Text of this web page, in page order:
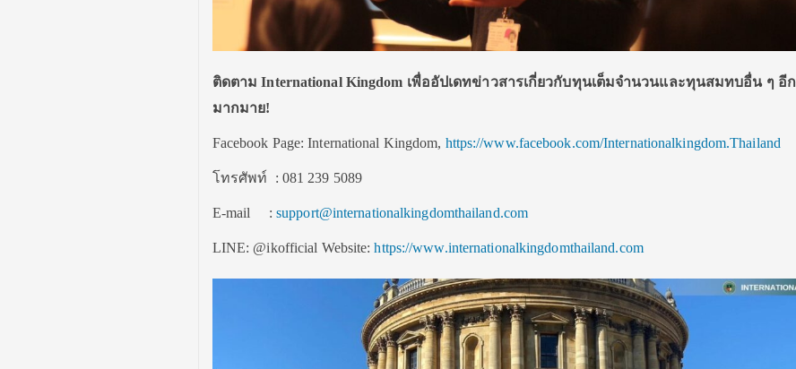
ติดตามInternational Kingdom เพื่ออัปเดทข่าวสารเกี่ยวกับทุนเต็มจำนวนและทุนสมทบอื่น ๆ อีก
มากมาย!
Facebook Page: International Kingdom, https://www.facebook.com/Internationalkingdom.Thailand
โทรศัพท์ : 081 239 5089
E-mail :support@internationalkingdomthailand.com
LINE: @ikofficial Website:https://www.internationalkingdomthailand.com